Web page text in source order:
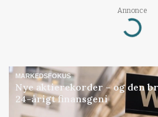
Annonce
Loading...
MARKEDSFOKUS
Nye aktierekorder – og den
24-årigt finansgeni